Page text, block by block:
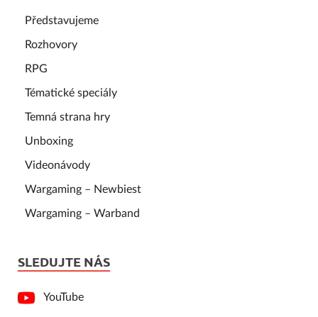
Představujeme
Rozhovory
RPG
Tématické speciály
Temná strana hry
Unboxing
Videonávody
Wargaming – Newbiest
Wargaming – Warband
SLEDUJTE NÁS
YouTube